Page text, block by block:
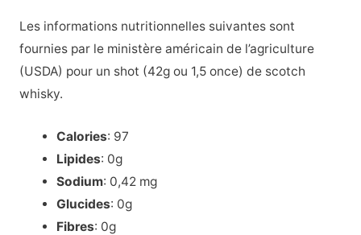
Les informations nutritionnelles suivantes sont
fournies par le ministère américain de l’agriculture
(USDA) pour un shot (42g ou 1,5 once) de scotch
whisky.
Calories: 97
Lipides: 0g
Sodium: 0,42 mg
Glucides: 0g
Fibres: 0g